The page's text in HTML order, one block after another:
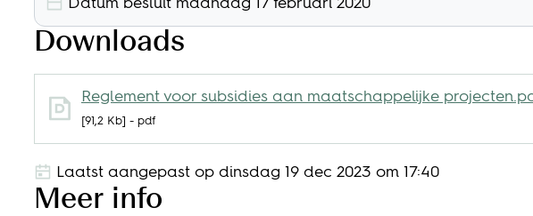
Downloads
Reglement voor subsidies aan maatschappelijke
91,2 Kb pdf
Laatst aangepast op dinsdag 19 dec 2023 om 17:40
Meer info